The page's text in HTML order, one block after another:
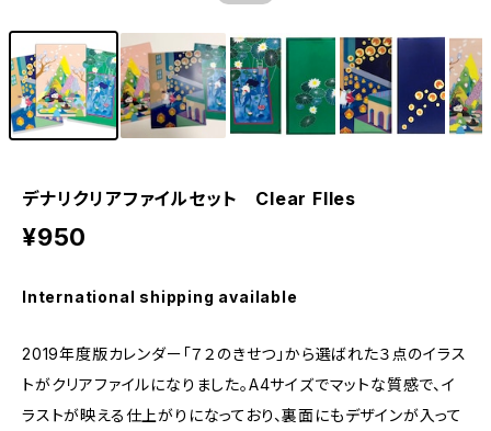
デナリクリアファイルセット Clear FIles
¥950
International shipping available
2019年度版カレンダー「７２のきせつ」から選ばれた３点のイラス
トがクリアファイルになりました。A4サイズでマットな質感で、イ
ラストが映える仕上がりになっており、裏面にもデザインが入って